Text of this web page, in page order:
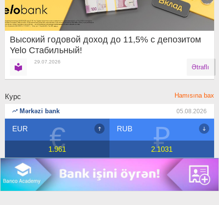
Высокий годовой доход до 11,5% с депозитом
Yelo Стабильный!
29.07.2026
Ətraflı
Курс Hamısına bax
Mərkəzi bank 05.08.2026
€
EUR
1.961 ₽
RUB
2.1031